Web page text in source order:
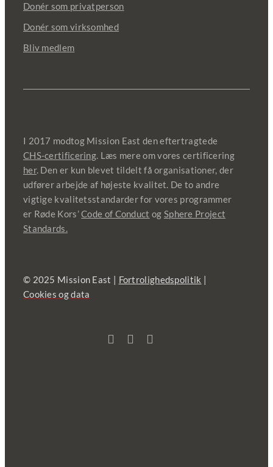
Donér som privatperson
Donér som virksomhed
Bliv medlem
I 2017 modtog Mission East den eftertragtede
CHS-certificering. Læs mere om vores certificering
her. Den er kun blevet tildelt få organisationer, der
udfører arbejde af højeste kvalitet. De to andre
vigtige kvalitetsstandarder for vores programmer
er Røde Kors’Code of Conduct og Sphere Project
Standards.
© 2025 Mission East | Fortrolighedspolitik
Cookies og data